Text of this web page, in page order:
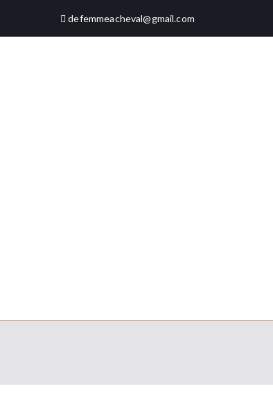
defemmeacheval@gmail.com